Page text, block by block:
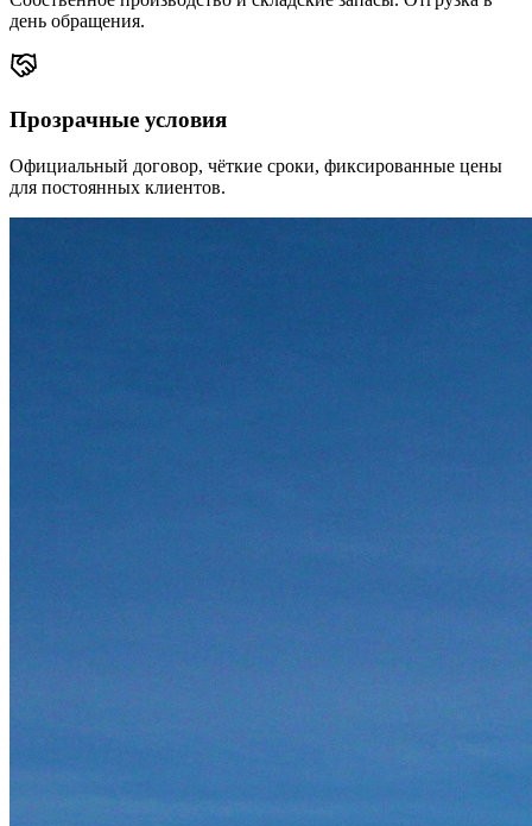
день обращения.
Прозрачные условия
Официальный договор, чёткие сроки, фиксированные цены
для постоянных клиентов.